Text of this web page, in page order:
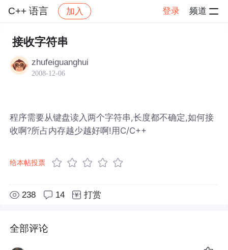
C++ 语言 加入 登录 频道
社区 C++ 语言
接收字符串
zhufeiguanghui
2008-12-06
程序需要从键盘读入两个字符串,长度都不确定,如何接
收啊?所占内存越少越好啊!用C/C++
给本帖投票
238 14 打赏
全部评论